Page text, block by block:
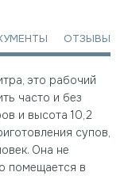
ОТЗЫВЫ
это рабочий
часто и без
и высота 10,2
супов,
Она не
помещается в